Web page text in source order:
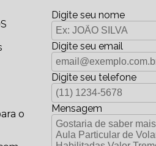
o
Digite seu nome
Digite seu email
Digite seu telefone
Mensagem